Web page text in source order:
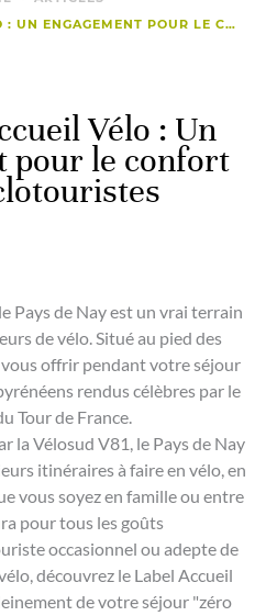
LE LABEL ACCUEIL VÉLO : UN ENGAGEMENT POUR LE CONFORT DES CYCLOTOURISTES
Vélo : Un
pour le confort
Pays de Nay est un vrai terrain
de vélo. Situé au pied des
offrir pendant votre séjour
rendus célèbres par le
Tour de France.
la Vélosud V81, le Pays de Nay
itinéraires à faire en vélo, en
vous soyez en famille ou entre
pour tous les goûts
occasionnel ou adepte de
découvrez le Label Accueil
de votre séjour "zéro